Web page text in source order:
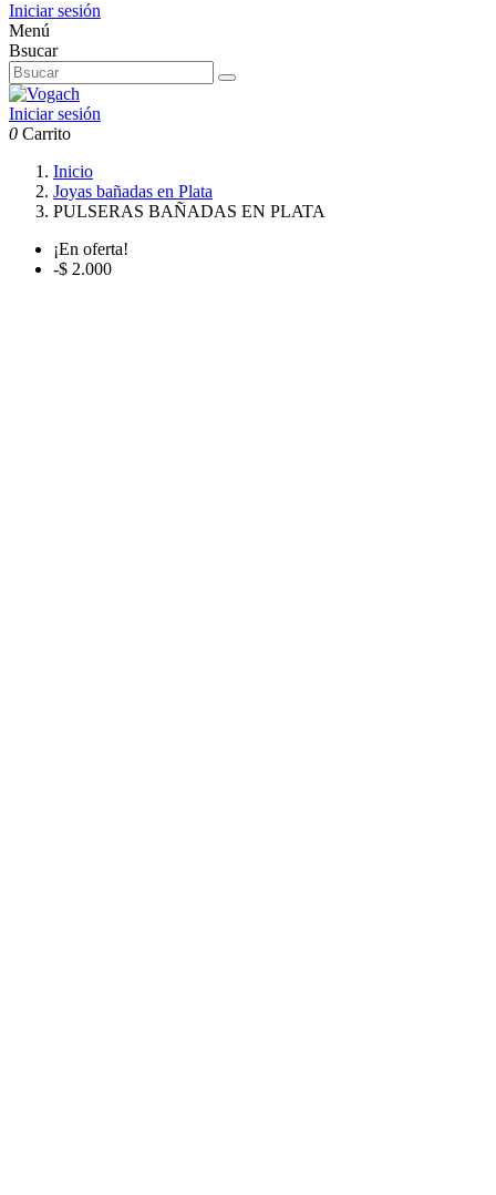
Iniciar sesión
Menú
Bsucar
Iniciar sesión
0 Carrito
Inicio
Joyas bañadas en Plata
PULSERAS BAÑADAS EN PLATA
¡En oferta!
-$ 2.000